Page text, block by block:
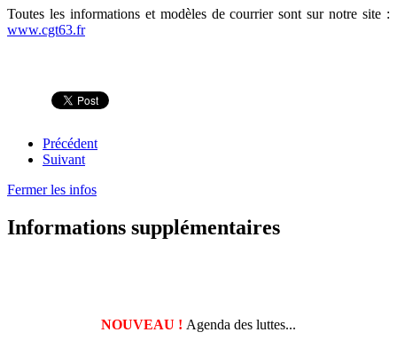
Toutes les informations et modèles de courrier sont sur notre site :
www.cgt63.fr
Précédent
Suivant
Fermer les infos
Informations supplémentaires
NOUVEAU ! Agenda des luttes...